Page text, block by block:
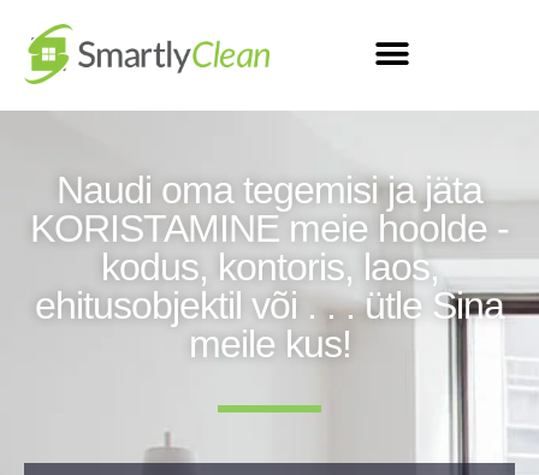
Naudi oma tegemisi ja jäta
KORISTAMINE meie hoolde -
kodus, kontoris, laos,
ehitusobjektil või . . . ütle Sina
meile kus!